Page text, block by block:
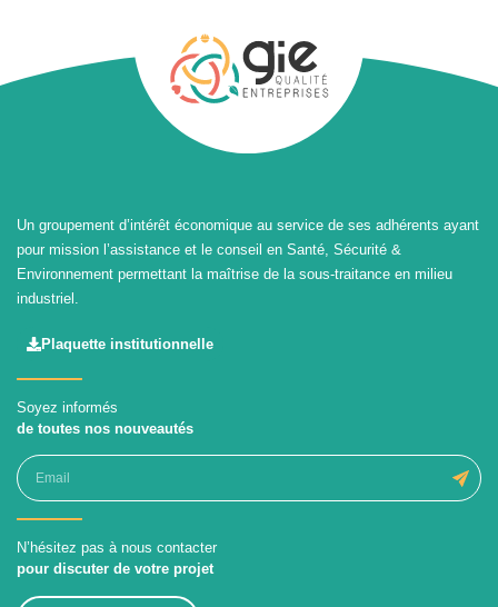
Un groupement d’intérêt économique au service de ses adhérents ayant
pour mission l’assistance et le conseil en Santé, Sécurité &
Environnement permettant la maîtrise de la sous-traitance en milieu
industriel.
Plaquette institutionnelle
Soyez informés
de toutes nos nouveautés
N’hésitez pas à nous contacter
pour discuter de votre projet